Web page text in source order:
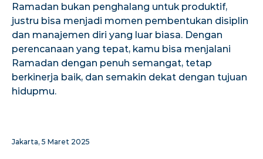
Ramadan bukan penghalang untuk produktif,
justru bisa menjadi momen pembentukan disiplin
dan manajemen diri yang luar biasa. Dengan
perencanaan yang tepat, kamu bisa menjalani
Ramadan dengan penuh semangat, tetap
berkinerja baik, dan semakin dekat dengan tujuan
hidupmu.
Jakarta, 5 Maret 2025